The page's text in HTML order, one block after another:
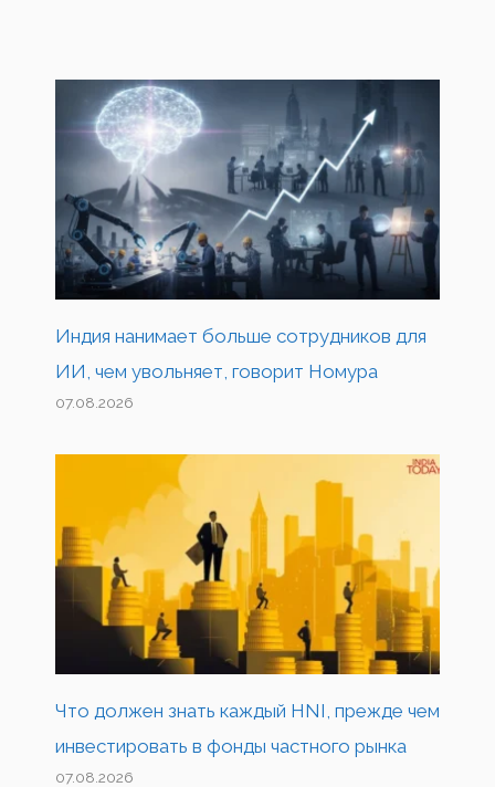
Индия нанимает больше сотрудников для
ИИ, чем увольняет, говорит Номура
07.08.2026
Что должен знать каждый HNI, прежде чем
инвестировать в фонды частного рынка
07.08.2026